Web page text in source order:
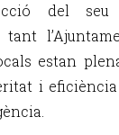
del seu
tant
estan
i